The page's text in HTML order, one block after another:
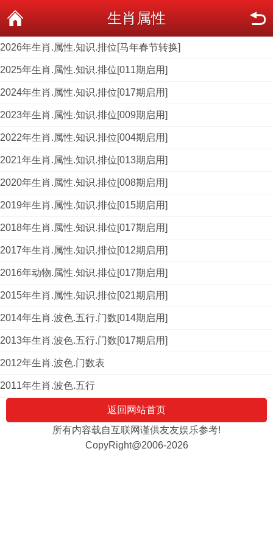
生肖属性
2026年生肖.属性.知识.排位[马年春节转换]
2025年生肖.属性.知识.排位[011期启用]
2024年生肖.属性.知识.排位[017期启用]
2023年生肖.属性.知识.排位[009期启用]
2022年生肖.属性.知识.排位[004期启用]
2021年生肖.属性.知识.排位[013期启用]
2020年生肖.属性.知识.排位[008期启用]
2019年生肖.属性.知识.排位[015期启用]
2018年生肖.属性.知识.排位[017期启用]
2017年生肖.属性.知识.排位[012期启用]
2016年动物.属性.知识.排位[017期启用]
2015年生肖.属性.知识.排位[021期启用]
2014年生肖.波色.五行.门数[014期启用]
2013年生肖.波色.五行.门数[017期启用]
2012年生肖.波色.门数表
2011年生肖.波色.五行
返回网站首页
所有内容载自互联网谨供友友娱乐参考!
CopyRight@2006-2026